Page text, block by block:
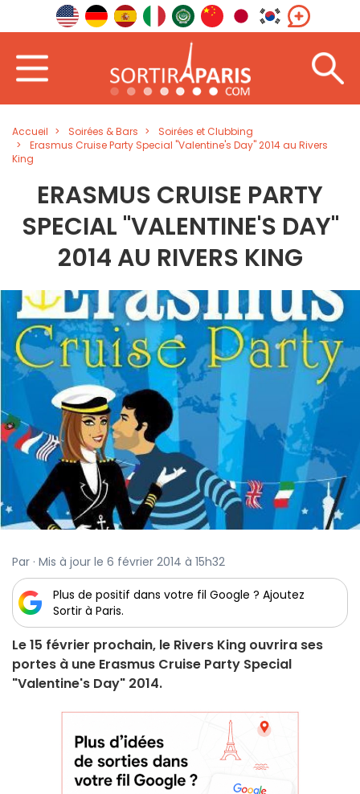
Accueil Soirées & Bars
Soirées et Clubbing
Erasmus Cruise Party Special "Valentine's Day" 2014 au Rivers
King
ERASMUS CRUISE PARTY
SPECIAL "VALENTINE'S DAY"
2014 AU RIVERS KING
Par · Mis à jour le 6 février 2014 à 15h32
Plus de positif dans votre fil Google ? Ajoutez
Sortir à Paris.
Le 15 février prochain, le Rivers King ouvrira ses
portes à une Erasmus Cruise Party Special
"Valentine's Day" 2014.